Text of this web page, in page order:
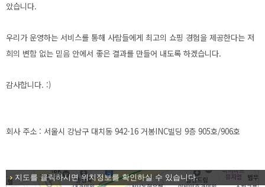
았습니다.
우리가 운영하는 서비스를 통해 사람들에게 최고의 쇼핑 경험을 제공한다는 저
희의 변함 없는 믿음 안에서 좋은 결과를 만들어 내도록 하겠습니다.
감사합니다. :)
회사 주소 : 서울시 강남구 대치동 942-16 거봉INC빌딩 9층 905호/906호
지도를 클릭하시면 위치정보를 확인하실 수 있습니다.